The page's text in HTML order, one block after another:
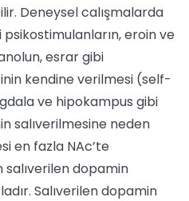
Deneysel calışmalarda
eroin ve
esrar gibi
kendine verilmesi (self-
ve hipokampus gibi
salıverilmesine neden
en fazla NAc’te
dopamin
Salıverilen dopamin